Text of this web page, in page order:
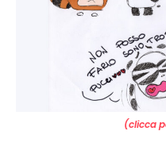
(clicca